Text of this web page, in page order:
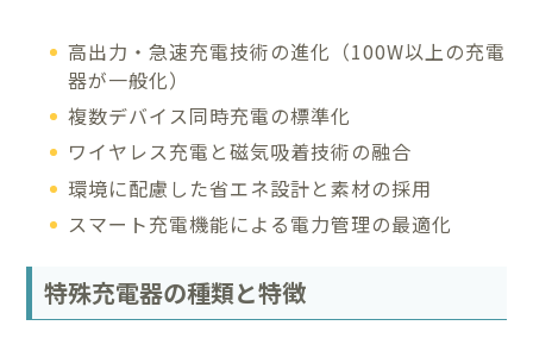
高出力・急速充電技術の進化（100W以上の充電
器が一般化）
複数デバイス同時充電の標準化
ワイヤレス充電と磁気吸着技術の融合
環境に配慮した省エネ設計と素材の採用
スマート充電機能による電力管理の最適化
特殊充電器の種類と特徴